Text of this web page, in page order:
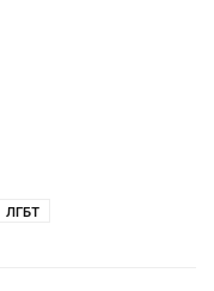
ЛГБТ